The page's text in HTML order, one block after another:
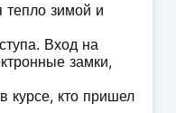
тепло зимой и
Вход на
замки,
курсе, кто пришел